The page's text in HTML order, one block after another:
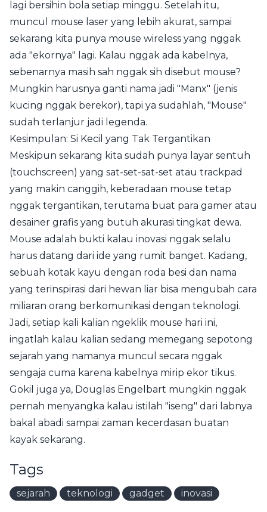
lagi bersihin bola setiap minggu. Setelah itu,
muncul mouse laser yang lebih akurat, sampai
sekarang kita punya mouse wireless yang nggak
ada "ekornya" lagi. Kalau nggak ada kabelnya,
sebenarnya masih sah nggak sih disebut mouse?
Mungkin harusnya ganti nama jadi "Manx" (jenis
kucing nggak berekor), tapi ya sudahlah, "Mouse"
sudah terlanjur jadi legenda.
Kesimpulan: Si Kecil yang Tak Tergantikan
Meskipun sekarang kita sudah punya layar sentuh
(touchscreen) yang sat-set-sat-set atau trackpad
yang makin canggih, keberadaan mouse tetap
nggak tergantikan, terutama buat para gamer atau
desainer grafis yang butuh akurasi tingkat dewa.
Mouse adalah bukti kalau inovasi nggak selalu
harus datang dari ide yang rumit banget. Kadang,
sebuah kotak kayu dengan roda besi dan nama
yang terinspirasi dari hewan liar bisa mengubah cara
miliaran orang berkomunikasi dengan teknologi.
Jadi, setiap kali kalian ngeklik mouse hari ini,
ingatlah kalau kalian sedang memegang sepotong
sejarah yang namanya muncul secara nggak
sengaja cuma karena kabelnya mirip ekor tikus.
Gokil juga ya, Douglas Engelbart mungkin nggak
pernah menyangka kalau istilah "iseng" dari labnya
bakal abadi sampai zaman kecerdasan buatan
kayak sekarang.
Tags
sejarah teknologi gadget inovasi